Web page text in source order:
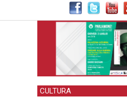
CULTURA